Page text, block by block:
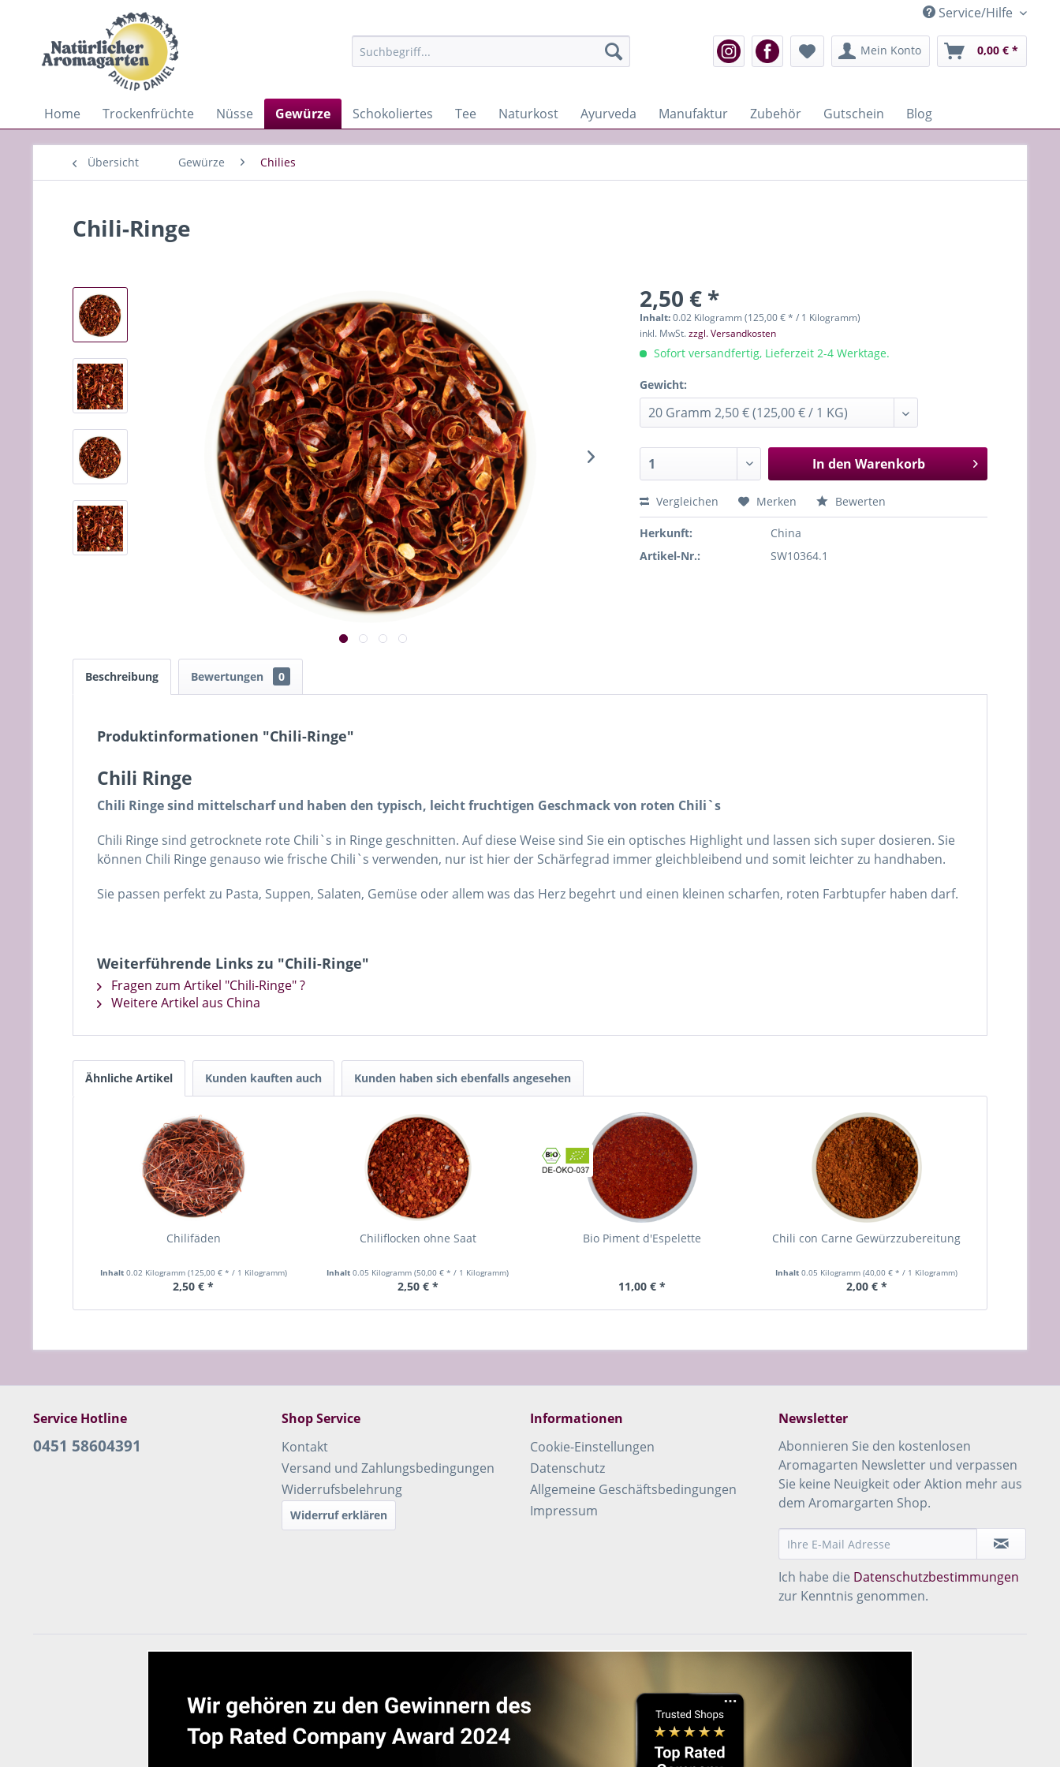
Service/Hilfe
Mein Konto 0,00 € *
Home Trockenfrüchte Nüsse Gewürze Schokoliertes Tee Naturkost Ayurveda Manufaktur Zubehör Gutschein Blog
Übersicht Gewürze Chilies
Chili-Ringe
2,50 € *
Inhalt:0.02 Kilogramm (125,00 € * / 1 Kilogramm)
inkl. MwSt.zzgl. Versandkosten
Sofort versandfertig, Lieferzeit 2-4 Werktage.
Gewicht:
In den Warenkorb
Vergleichen Merken Bewerten
Herkunft:
China
Artikel-Nr.:
SW10364.1
Beschreibung Bewertungen 0
Produktinformationen "Chili-Ringe"
Chili Ringe
Chili Ringe sind mittelscharf und haben den typisch, leicht fruchtigen Geschmack von roten Chili`s
Chili Ringe sind getrocknete rote Chili`s in Ringe geschnitten. Auf diese Weise sind Sie ein optisches Highlight und lassen sich super dosieren. Sie
können Chili Ringe genauso wie frische Chili`s verwenden, nur ist hier der Schärfegrad immer gleichbleibend und somit leichter zu handhaben.
Sie passen perfekt zu Pasta, Suppen, Salaten, Gemüse oder allem was das Herz begehrt und einen kleinen scharfen, roten Farbtupfer haben darf.
Weiterführende Links zu "Chili-Ringe"
Fragen zum Artikel "Chili-Ringe" ?
Weitere Artikel aus China
Ähnliche Artikel Kunden kauften auch Kunden haben sich ebenfalls angesehen
Chilifäden
Inhalt 0.02 Kilogramm (125,00 € * / 1 Kilogramm)
2,50 € *
Chiliflocken ohne Saat
Inhalt0.05 Kilogramm(50,00 € * / 1 Kilogramm)
2,50 € *
Bio Piment d'Espelette
11,00 € *
Chili con Carne Gewürzzubereitung
Inhalt0.05 Kilogramm(40,00 € * / 1 Kilogramm)
2,00 € *
Service Hotline
0451 58604391
Shop Service
Kontakt
Versand und Zahlungsbedingungen
Widerrufsbelehrung
Widerruf erklären
Informationen
Cookie-Einstellungen
Datenschutz
Allgemeine Geschäftsbedingungen
Impressum
Newsletter
Abonnieren Sie den kostenlosen
Aromagarten Newsletter und verpassen
Sie keine Neuigkeit oder Aktion mehr aus
dem Aromargarten Shop.
Ich habe die Datenschutzbestimmungen
zur Kenntnis genommen.